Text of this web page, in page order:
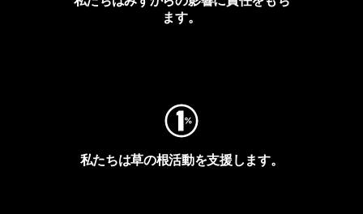
ます。
私たちは草の根活動を支援します。